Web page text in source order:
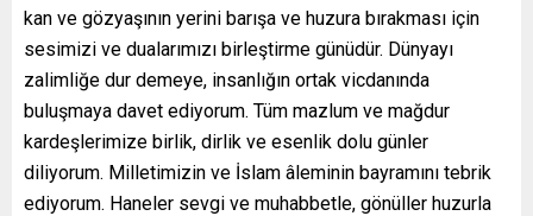
kan ve gözyaşının yerini barışa ve huzura bırakması için
sesimizi ve dualarımızı birleştirme günüdür. Dünyayı
zalimliğe dur demeye, insanlığın ortak vicdanında
buluşmaya davet ediyorum. Tüm mazlum ve mağdur
kardeşlerimize birlik, dirlik ve esenlik dolu günler
diliyorum. Milletimizin ve İslam âleminin bayramını tebrik
ediyorum. Haneler sevgi ve muhabbetle, gönüller huzurla